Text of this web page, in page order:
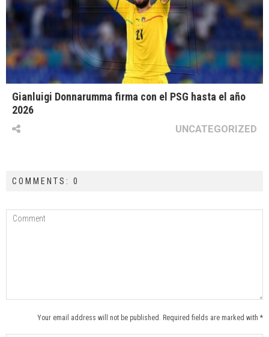
Gianluigi Donnarumma firma con el PSG hasta el año
2026
UNCATEGORIZED
COMMENTS: 0
Your email address will not be published. Required fields are marked with *